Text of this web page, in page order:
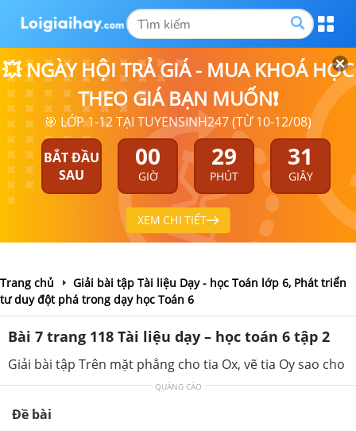
💥 NGÀY HỘI TRẢ GIÁ - MUA KHOÁ HỌC
THEO GIÁ BẠN MUỐN❗
🎯 LỚP 1-12 TẠI TUYENSINH247 (TỪ 10-12/08)
BẮT ĐẦU
SAU
00
GIỜ
29
PHÚT
31
GIÂY
XEM CHI TIẾT
Trang chủ
Giải bài tập Tài liệu Dạy - học Toán lớp 6, Phát triển
tư duy đột phá trong dạy học Toán 6
Bài 7 trang 118 Tài liệu dạy – học toán 6 tập 2
Giải bài tập Trên mặt phẳng cho tia Ox, vẽ tia Oy sao cho
QUẢNG CÁO
Đề bài